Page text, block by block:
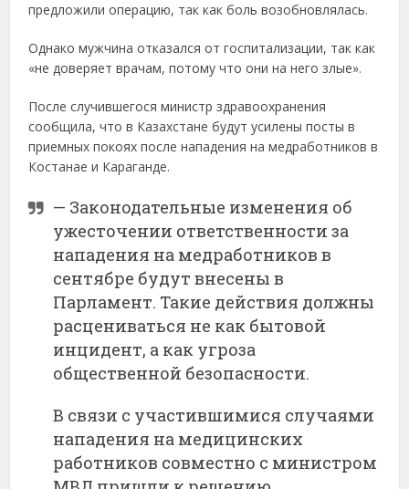
предложили операцию, так как боль возобновлялась.
Однако мужчина отказался от госпитализации, так как
«не доверяет врачам, потому что они на него злые».
После случившегося министр здравоохранения
сообщила, что в Казахстане будут усилены посты в
приемных покоях после нападения на медработников в
Костанае и Караганде.
— Законодательные изменения об
ужесточении ответственности за
нападения на медработников в
сентябре будут внесены в
Парламент. Такие действия должны
расцениваться не как бытовой
инцидент, а как угроза
общественной безопасности.
В связи с участившимися случаями
нападения на медицинских
работников совместно с министром